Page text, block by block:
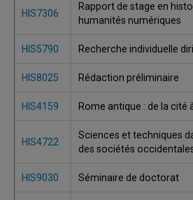
HIS7306
Rapport de stage en
humanités numériques
HIS5790 Recherche individuelle
HIS8025 Rédaction préliminaire
HIS4159 Rome antique : de la cité
HIS4722
Sciences et techniques
des sociétés occidentales
HIS9030 Séminaire de doctorat